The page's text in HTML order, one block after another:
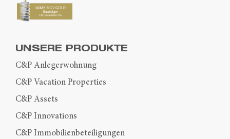
UNSERE PRODUKTE
C&P Anlegerwohnung
C&P Vacation Properties
C&P Assets
C&P Innovations
C&P Immobilienbeteiligungen